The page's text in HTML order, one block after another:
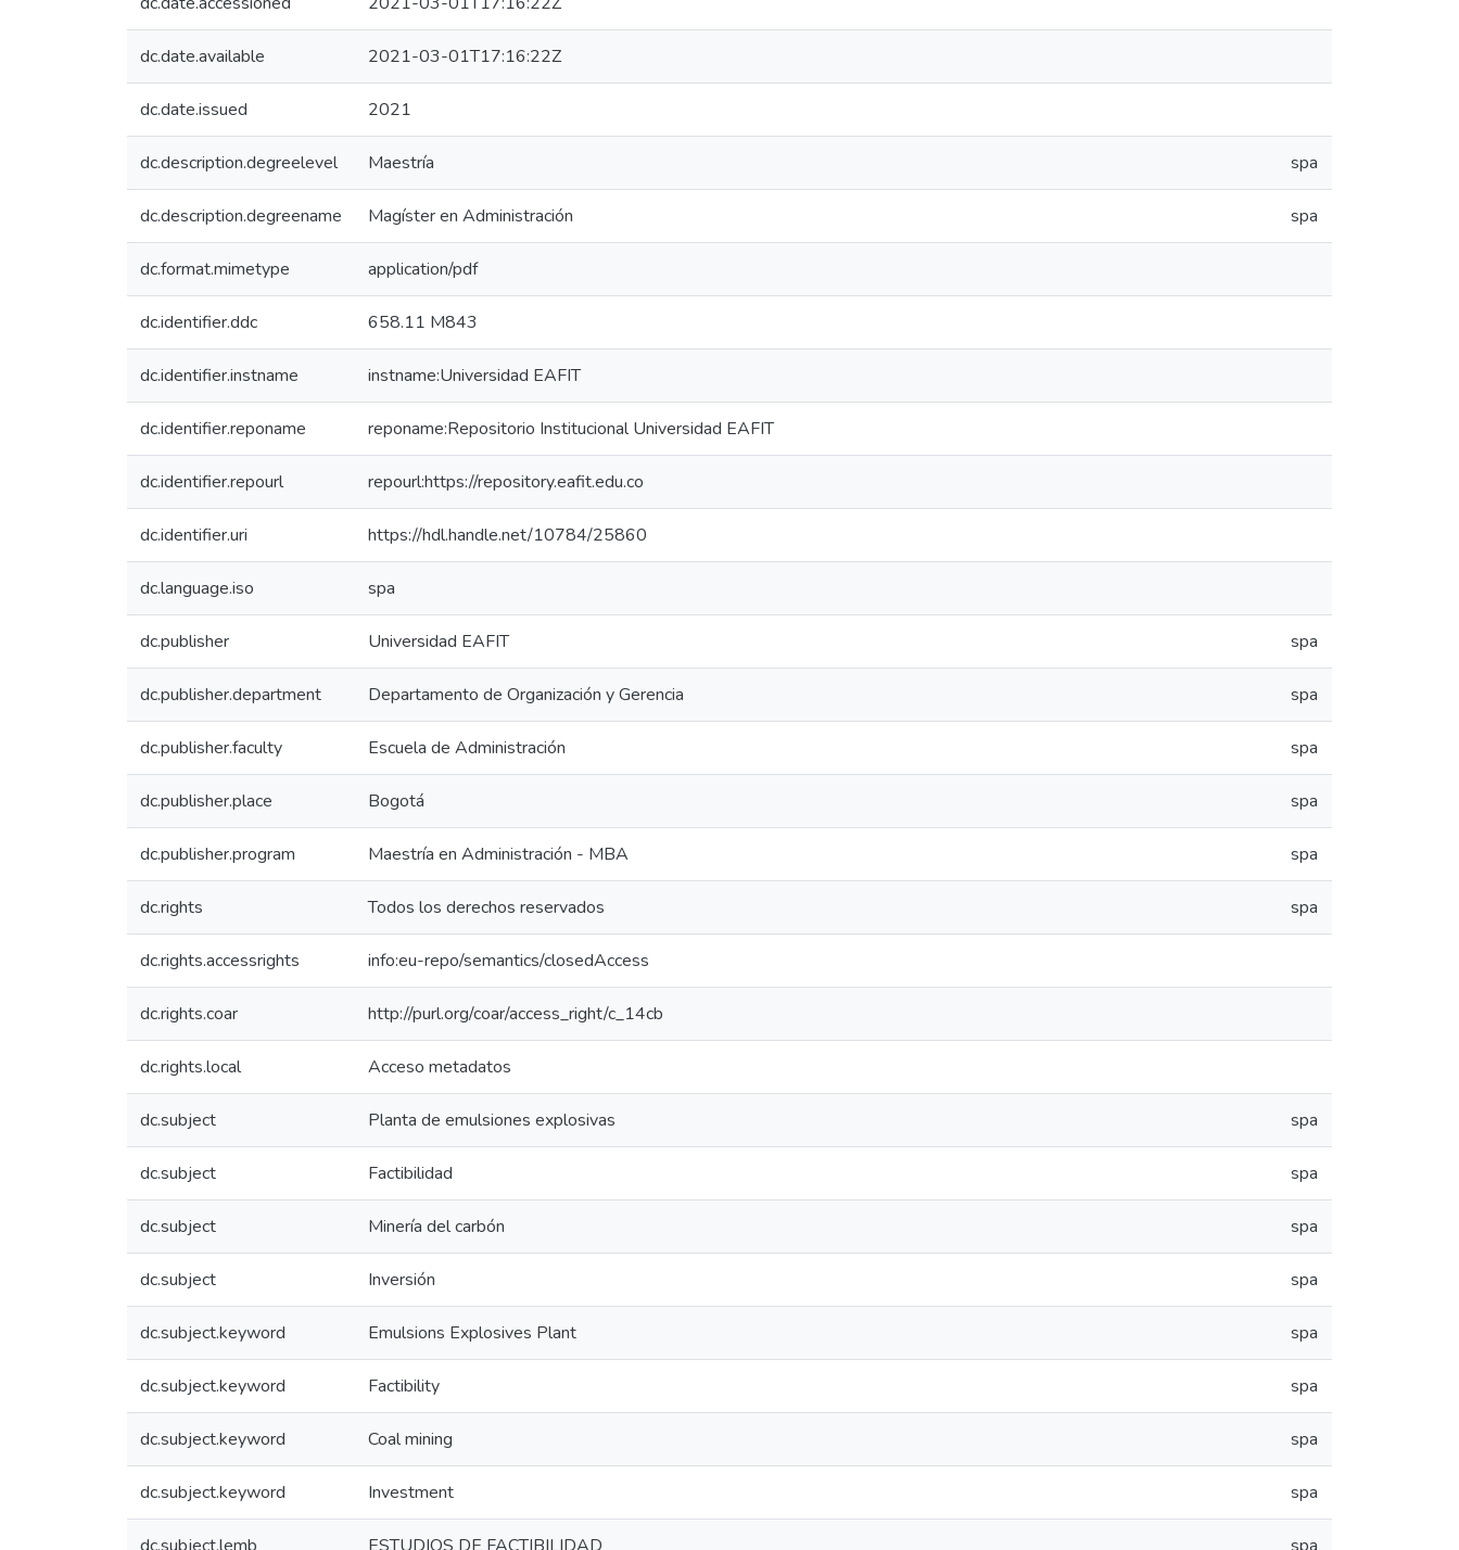
dc.date.available 2021-03-01T17:16:22Z
dc.date.issued 2021
dc.description.degreelevel Maestría spa
dc.description.degreename Magíster en Administración spa
dc.format.mimetype application/pdf
dc.identifier.ddc 658.11 M843
dc.identifier.instname instname:Universidad EAFIT
dc.identifier.reponame reponame:Repositorio Institucional Universidad EAFIT
dc.identifier.repourl repourl:https://repository.eafit.edu.co
dc.identifier.uri https://hdl.handle.net/10784/25860
dc.language.iso spa
dc.publisher Universidad EAFIT spa
dc.publisher.department Departamento de Organización y Gerencia spa
dc.publisher.faculty Escuela de Administración spa
dc.publisher.place Bogotá spa
dc.publisher.program Maestría en Administración - MBA spa
dc.rights Todos los derechos reservados spa
dc.rights.accessrights info:eu-repo/semantics/closedAccess
dc.rights.coar http://purl.org/coar/access_right/c_14cb
dc.rights.local Acceso metadatos
dc.subject Planta de emulsiones explosivas spa
dc.subject Factibilidad spa
dc.subject Minería del carbón spa
dc.subject Inversión spa
dc.subject.keyword Emulsions Explosives Plant spa
dc.subject.keyword Factibility spa
dc.subject.keyword Coal mining spa
dc.subject.keyword Investment spa